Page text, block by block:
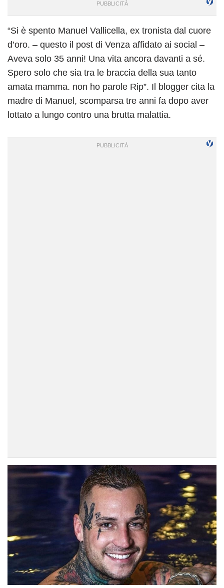
“Si è spento Manuel Vallicella, ex tronista dal cuore
d’oro. – questo il post di Venza affidato ai social –
Aveva solo 35 anni! Una vita ancora davanti a sé.
Spero solo che sia tra le braccia della sua tanto
amata mamma. non ho parole Rip”. Il blogger cita la
madre di Manuel, scomparsa tre anni fa dopo aver
lottato a lungo contro una brutta malattia.